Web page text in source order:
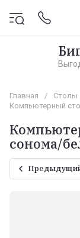
Главная / Столы
Компьютерный
сонома/